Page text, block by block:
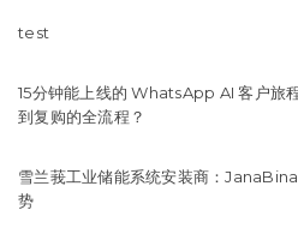
test
15分钟能上线的 WhatsApp AI 客户旅
到复购的全流程？
雪兰莪工业储能系统安装商：
势